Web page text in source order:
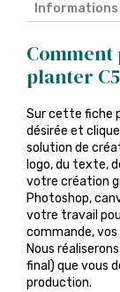
Comment
planter
Sur cette fiche
désirée et
solution de
logo, du texte,
votre création
Photoshop,
votre travail
commande,
Nous
final) que vous
production.